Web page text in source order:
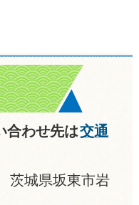
合わせ先は交通
城県坂東市岩